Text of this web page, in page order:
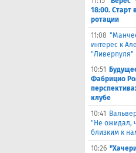
18:00.
ротации
11:08
интерес к
"Ливерпуля"
10:51
Фабрицио
клубе
10:41
"Не ожидал,
близким к
10:26